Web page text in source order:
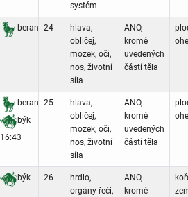
systém
beran 24
hlava,
obličej,
mozek, oči,
nos, životní
síla
ANO,
kromě
uvedených
částí těla
beran
býk
16:43
25
hlava,
obličej,
mozek, oči,
nos, životní
síla
ANO,
kromě
uvedených
částí těla
býk 26
hrdlo,
orgány řeči,
ANO,
kromě